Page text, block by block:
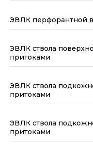
ЭВЛК перфорантной
ЭВЛК ствола
притоками
ЭВЛК ствола
притоками
ЭВЛК ствола
притоками